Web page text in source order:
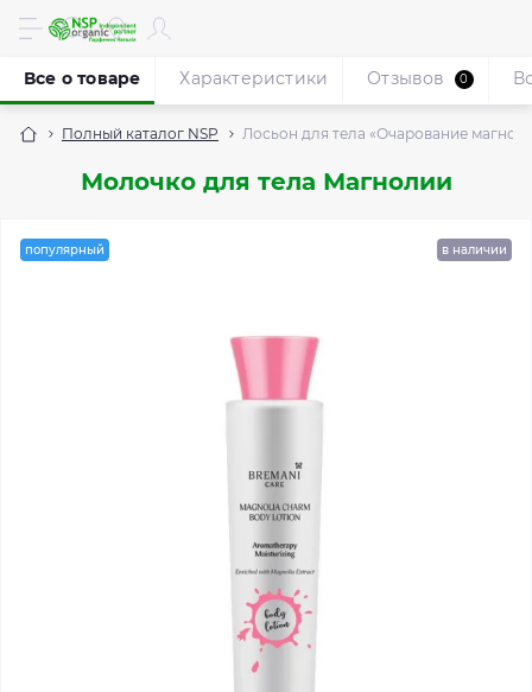
Полный каталог NSP Лосьон для тела «Очарование
Молочко для тела Магнолии
Все о товаре Характеристики Отзывов 0
популярный в наличии